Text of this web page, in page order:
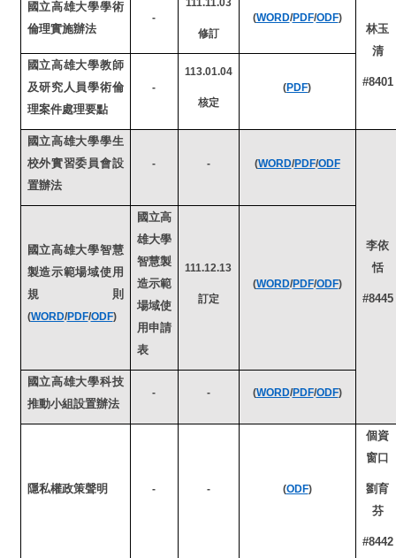
國立高雄大學學術
倫理實施辦法
-
111.11.03
修訂
(WORD/PDF/ODF)
林玉
清
#8401
國立高雄大學教師
及研究人員學術倫
理案件處理要點
-
113.01.04
核定
(PDF)
國立高雄大學學生
校外實習委員會設
置辦法
- - (WORD/PDF/ODF
李依
恬
#8445
國立高雄大學智慧
製造示範場域使用
規則
(WORD/PDF/ODF)
國立高
雄大學
智慧製
造示範
場域使
用申請
表
111.12.13
訂定
(WORD/PDF/ODF)
國立高雄大學科技
推動小組設置辦法
- - (WORD/PDF/ODF)
隱私權政策聲明 - - (ODF)
個資
窗口
劉育
芬
#8442